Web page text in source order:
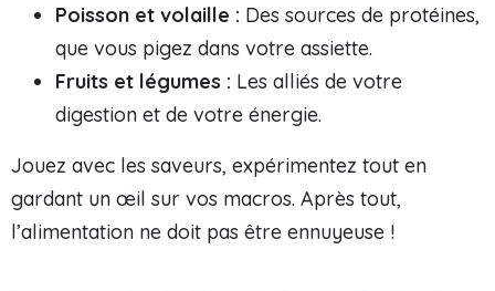
Poisson et volaille : Des sources de protéines,
que vous pigez dans votre assiette.
Fruits et légumes : Les alliés de votre
digestion et de votre énergie.
Jouez avec les saveurs, expérimentez tout en
gardant un œil sur vos macros. Après tout,
l’alimentation ne doit pas être ennuyeuse !